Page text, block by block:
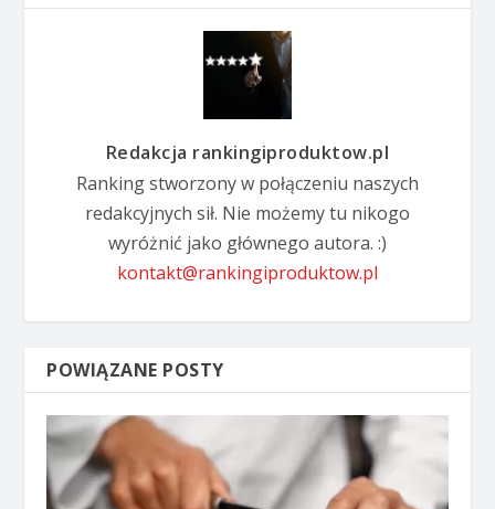
Redakcja rankingiproduktow.pl
Ranking stworzony w połączeniu naszych
redakcyjnych sił. Nie możemy tu nikogo
wyróżnić jako głównego autora. :)
kontakt@rankingiproduktow.pl
POWIĄZANE POSTY